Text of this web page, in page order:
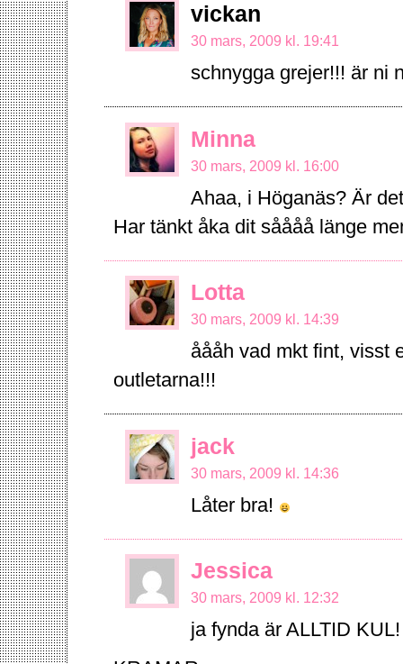
vickan
30 mars, 2009 kl. 19:41
schnygga grejer!!! är ni
Minna
30 mars, 2009 kl. 16:00
Ahaa, i Höganäs? Är
Har tänkt åka dit såååå länge
Lotta
30 mars, 2009 kl. 14:39
åååh vad mkt fint, visst
outletarna!!!
jack
30 mars, 2009 kl. 14:36
Låter bra!
Jessica
30 mars, 2009 kl. 12:32
ja fynda är ALLTID